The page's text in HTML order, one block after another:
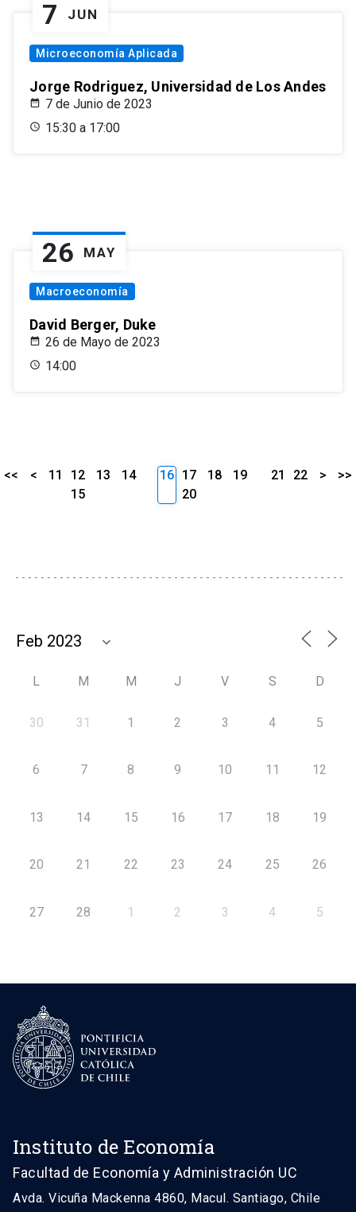
7 JUN
Microeconomía Aplicada
Jorge Rodriguez, Universidad de Los Andes
7 de Junio de 2023
15:30 a 17:00
26 MAY
Macroeconomía
David Berger, Duke
26 de Mayo de 2023
14:00
<< < 11 12 13
14
15
16 17 18
19
20
21 22 > >>
L M M J V S D
30 31 1 2 3 4 5
6 7 8 9 10 11 12
13 14 15 16 17 18 19
20 21 22 23 24 25 26
27 28 1 2 3 4 5
Instituto de Economía
Facultad de Economía y Administración UC
Avda. Vicuña Mackenna 4860, Macul. Santiago, Chile